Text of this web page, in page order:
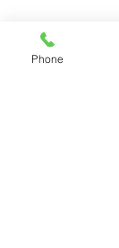
Phone